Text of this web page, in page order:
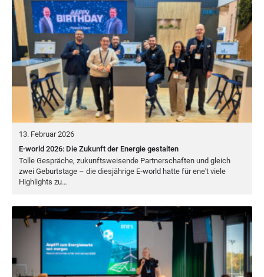
13. Februar 2026
E-world 2026: Die Zukunft der Energie gestalten
Tol­le Gesprä­che, zukunfts­wei­sen­de Part­ner­schaf­ten und gleich
zwei Geburts­ta­ge – die dies­jäh­ri­ge E‑world hat­te für ene't vie­le
High­lights zu…